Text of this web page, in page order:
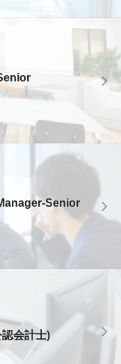
Senior
会計士)